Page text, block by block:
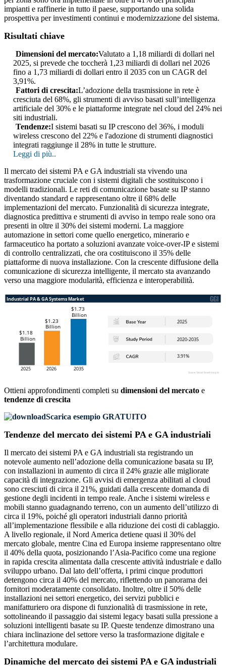
impianti e raffinerie in tutto il paese, supportando una solida
prospettiva per investimenti continui e modernizzazione del sistema.
Risultati chiave
Dimensioni del mercato:Valutato a 1,18 miliardi di dollari nel
2025, si prevede che toccherà 1,23 miliardi di dollari nel 2026
fino a 1,73 miliardi di dollari entro il 2035 con un CAGR del
3,91%.
Fattori di crescita:L’adozione della trasmissione in rete è
cresciuta del 68%, gli strumenti di avviso basati sull’intelligenza
artificiale del 30% e le piattaforme integrate nel cloud del 24% nei
siti industriali.
Tendenze:I sistemi basati su IP crescono del 36%, i moduli
wireless crescono del 22% e l'adozione di strumenti diagnostici
integrati raggiunge il 28% in tutte le strutture.
Leggi di più..
Il mercato dei sistemi PA e GA industriali sta vivendo una
trasformazione cruciale con i sistemi digitali che sostituiscono i
modelli tradizionali. Le reti di comunicazione basate su IP stanno
diventando standard e rappresentano oltre il 68% delle
implementazioni del mercato. Funzionalità di sicurezza integrate,
diagnostica predittiva e strumenti di avviso in tempo reale sono ora
presenti in oltre il 30% dei sistemi moderni. La maggiore
automazione in settori come quello energetico, minerario e
farmaceutico ha portato a soluzioni avanzate voice-over-IP e sistemi
di controllo centralizzati, che ora costituiscono il 35% delle
piattaforme di nuova installazione. Con la crescente diffusione della
comunicazione di sicurezza intelligente, il mercato sta avanzando
verso una maggiore modularità, efficienza e interoperabilità.
Ottieni approfondimenti completi su dimensioni del mercato e
tendenze di crescita
Scarica esempio GRATUITO
Tendenze del mercato dei sistemi PA e GA industriali
Il mercato dei sistemi PA e GA industriali sta registrando un
notevole aumento nell’adozione della comunicazione basata su IP,
con installazioni in aumento di circa il 24% grazie alle migliorate
capacità di integrazione. Gli avvisi di emergenza abilitati al cloud
sono cresciuti di circa il 21%, guidati dalla crescente domanda di
gestione degli incidenti in tempo reale. Anche i sistemi wireless e
mobili stanno guadagnando terreno, con un aumento dell’utilizzo di
circa il 19%, poiché gli operatori industriali danno priorità
all’implementazione flessibile e alla riduzione dei costi di cablaggio.
A livello regionale, il Nord America detiene quasi il 30% del
mercato globale, mentre Cina ed Europa insieme rappresentano oltre
il 40% della quota, posizionando l’Asia-Pacifico come una regione
in rapida crescita alimentata dalla crescente attività industriale e dallo
sviluppo urbano. Dal lato dell’offerta, i primi cinque produttori
detengono circa il 40% del mercato, riflettendo un panorama dei
fornitori moderatamente consolidato. Inoltre, oltre il 50% delle
installazioni nei settori energetico, dei servizi pubblici e
manifatturiero ora dispone di funzionalità di trasmissione in rete,
sottolineando il passaggio dai sistemi legacy basati sulla pressione a
soluzioni intelligenti basate su IP. Queste tendenze dimostrano una
chiara inclinazione del settore verso la trasformazione digitale e
l’architettura modulare.
Dinamiche del mercato dei sistemi PA e GA industriali